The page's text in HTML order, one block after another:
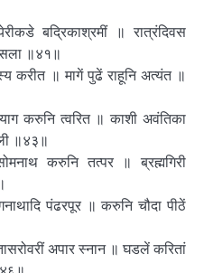
बद्रिकाश्रमीं ॥ रात्रंदिवस
॥४१॥
करीत ॥ मागें पुढें राहूनि अत्यंत ॥
करुनि त्वरित ॥ काशी अवंतिका
॥४३॥
करुनि तत्पर ॥ ब्रह्मगिरी
पंढरपूर ॥ करुनि चौदा पीठें
अपार स्नान ॥ घडलें करितां